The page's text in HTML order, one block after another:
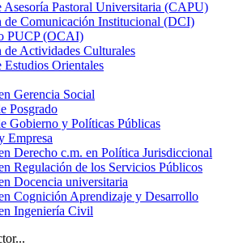
Asesoría Pastoral Universitaria (CAPU)
de Comunicación Institucional (DCI)
PUCP (OCAI)
de Actividades Culturales
Estudios Orientales
Gerencia Social
Posgrado
Gobierno y Políticas Públicas
Empresa
Derecho c.m. en Política Jurisdiccional
Regulación de los Servicios Públicos
Docencia universitaria
Cognición Aprendizaje y Desarrollo
Ingeniería Civil